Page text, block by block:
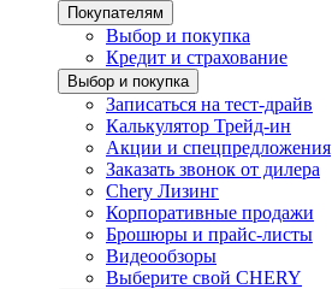
Покупателям
Выбор и покупка
Кредит и страхование
Выбор и покупка
Записаться на тест-драйв
Калькулятор Трейд-ин
Акции и спецпредложения
Заказать звонок от дилера
Chery Лизинг
Корпоративные продажи
Брошюры и прайс-листы
Видеообзоры
Выберите свой CHERY